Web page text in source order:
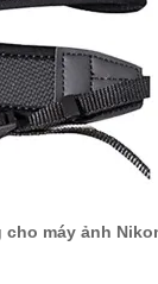
cho máy ảnh